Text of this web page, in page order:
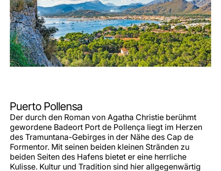
Puerto Pollensa
Der durch den Roman von Agatha Christie berühmt
gewordene Badeort Port de Pollença liegt im Herzen
des Tramuntana-Gebirges in der Nähe des Cap de
Formentor. Mit seinen beiden kleinen Stränden zu
beiden Seiten des Hafens bietet er eine herrliche
Kulisse. Kultur und Tradition sind hier allgegenwärtig